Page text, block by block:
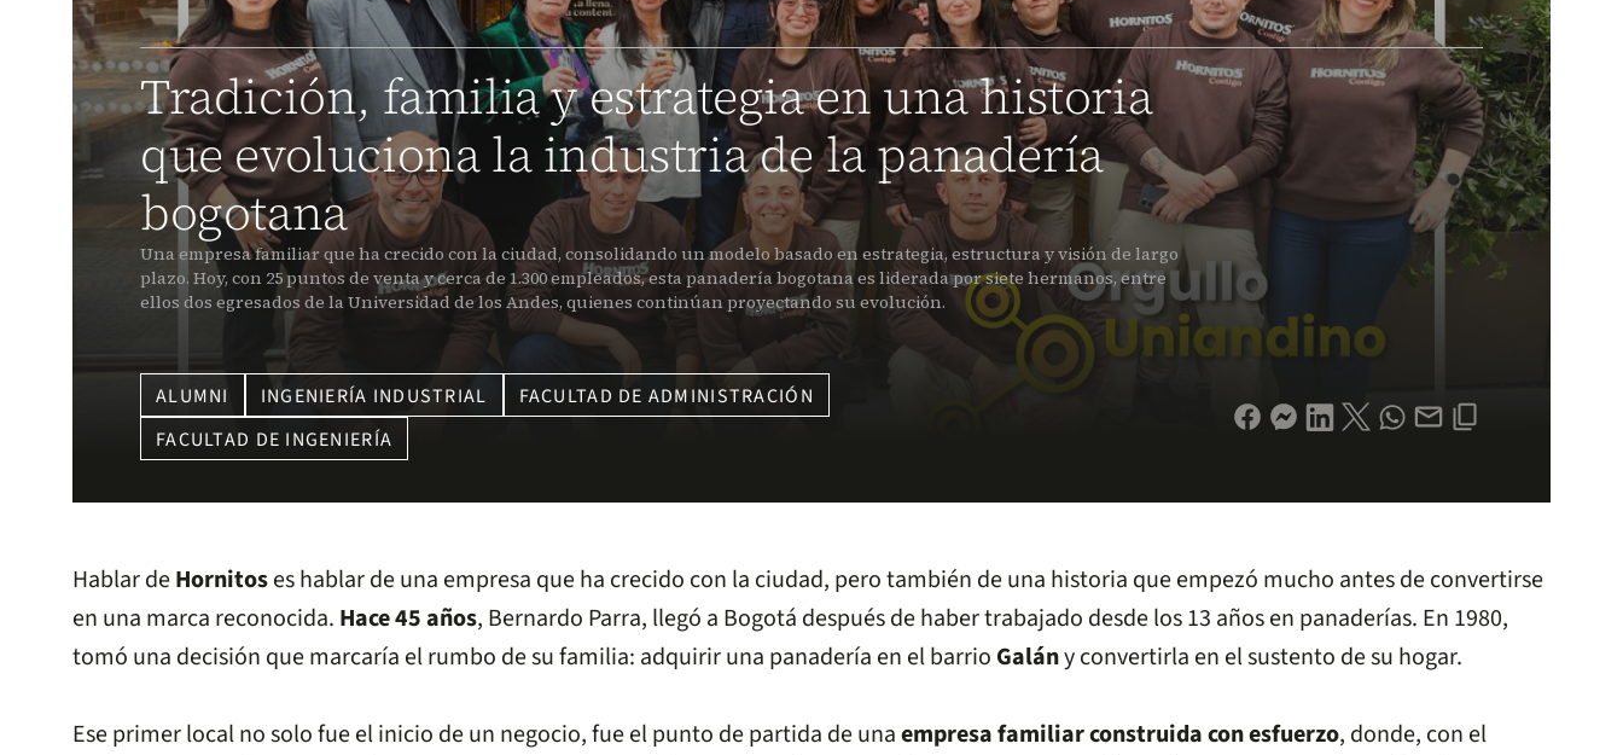
Tradición, familia y estrategia en una historia
que evoluciona la industria de la panadería
bogotana
Una empresa familiar que ha crecido con la ciudad, consolidando un modelo basado en estrategia, estructura y visión de largo
plazo. Hoy, con 25 puntos de venta y cerca de 1.300 empleados, esta panadería bogotana es liderada por siete hermanos, entre
ellos dos egresados de la Universidad de los Andes, quienes continúan proyectando su evolución.
ALUMNI INGENIERÍA INDUSTRIAL
FACULTAD DE ADMINISTRACIÓN
FACULTAD DE INGENIERÍA
Hablar deHornitoses hablar de una empresa que ha crecido con la ciudad, pero también de una historia que empezó mucho antes de convertirse
en una marca reconocida. Hace 45 años, Bernardo Parra, llegó a Bogotá después de haber trabajado desde los 13 años en panaderías. En 1980,
tomó una decisión que marcaría el rumbo de su familia: adquirir una panadería en el barrio Galány convertirla en el sustento de su hogar.
Ese primer local no solo fue el inicio de un negocio, fue el punto de partida de unaempresa familiar construida con esfuerzo, donde, con el